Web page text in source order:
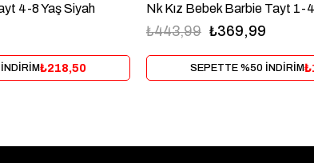
4-8 Yaş Siyah
₺218,50
Nk Kız Bebek Barbie Tayt 1-
₺369,99
₺443,99
SEPETTE %50 İNDİRİM